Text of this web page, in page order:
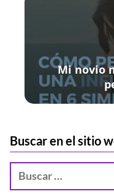
Mi novio
Buscar en el sitio